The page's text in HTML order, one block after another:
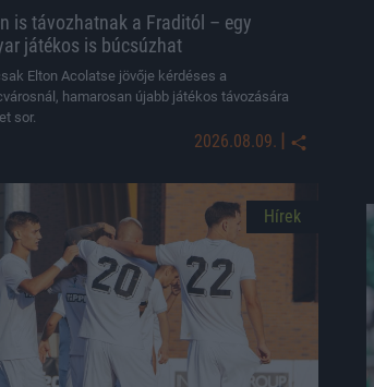
is távozhatnak a Fraditól – egy
játékos is búcsúzhat
Elton Acolatse jövője kérdéses a
hamarosan újabb játékos távozására
sor.
2026.08.09. |
Hírek